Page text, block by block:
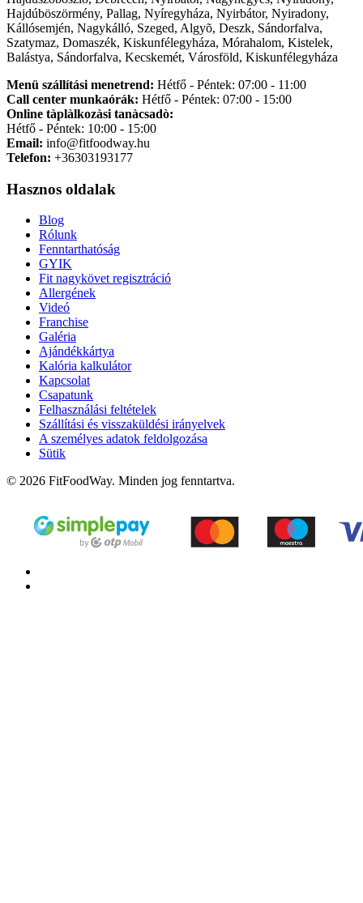
Hajdúböszörmény, Pallag, Nyíregyháza, Nyirbátor, Nyiradony,
Kállósemjén, Nagykálló, Szeged, Algyõ, Deszk, Sándorfalva,
Szatymaz, Domaszék, Kiskunfélegyháza, Mórahalom, Kistelek,
Balástya, Sándorfalva, Kecskemét, Városföld, Kiskunfélegyháza
Menü szállítási menetrend: Hétfő - Péntek: 07:00 - 11:00
Call center munkaórák: Hétfő - Péntek: 07:00 - 15:00
Online tàplàlkozàsi tanàcsadò:
Hétfő - Péntek: 10:00 - 15:00
Email: info@fitfoodway.hu
Telefon: +36303193177
Hasznos oldalak
Blog
Rólunk
Fenntarthatóság
GYIK
Fit nagykövet regisztráció
Allergének
Videó
Franchise
Galéria
Ajándékkártya
Kalória kalkulátor
Kapcsolat
Csapatunk
Felhasználási feltételek
Szállítási és visszaküldési irányelvek
A személyes adatok feldolgozása
Sütik
© 2026 FitFoodWay. Minden jog fenntartva.